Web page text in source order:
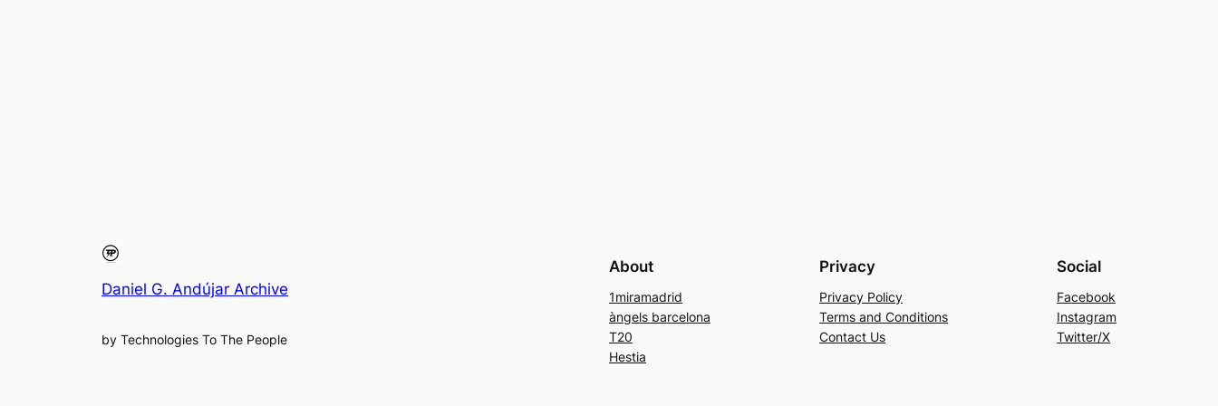
Daniel G. Andújar Archive
by Technologies To The People
About
1miramadrid
àngels barcelona
T20
Hestia
Privacy
Privacy Policy
Terms and Conditions
Contact Us
Social
Facebook
Instagram
Twitter/X